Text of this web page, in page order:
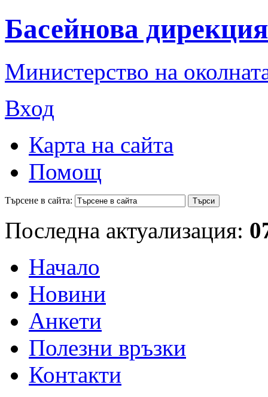
Басейнова
Министерство на
Вход
Карта на сайта
Помощ
Търсене в сайта:
Последна актуализация:
Начало
Новини
Анкети
Полезни връзки
Контакти